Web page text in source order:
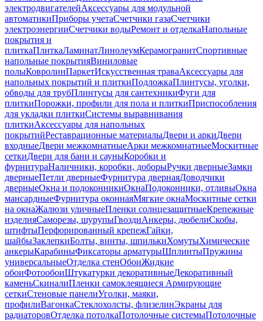
электродвигателейАксессуары для модульной
автоматикиПриборы учетаСчетчики газаСчетчики
электроэнергииСчетчики водыРемонт и отделкаНапольные
покрытия и
плиткаПлиткаЛаминатЛинолеумКерамогранитСпортивные
напольные покрытияВиниловые
полыКовролинПаркетИскусственная траваАксессуары для
напольных покрытий и плиткиПодложкаПлинтусы, уголки,
обводы для трубПлинтусы для сантехникиФуги для
плиткиПорожки, профили для пола и плиткиПриспособления
для укладки плиткиСистемы выравнивания
плиткиАксессуары для напольных
покрытийРеставрационные материалыДвери и аркиДвери
входныеДвери межкомнатныеАрки межкомнатныеМоскитные
сеткиДвери для бани и сауныКоробки и
фурнитураНаличники, коробки, доборыРучки дверныеЗамки
дверныеПетли дверныеФурнитура двернаяДоводчики
дверныеОкна и подоконникиОкнаПодоконники, отливыОкна
мансардныеФурнитура оконнаяМягкие окнаМоскитные сетки
на окнаЖалюзи уличныеПленки солнцезащитныеКрепежные
изделияСаморезы, шурупыГвоздиАнкеры, дюбелиСкобы,
штифтыПерфорированный крепежГайки,
шайбыЗаклепкиБолты, винты, шпилькиХомутыХимические
анкерыКарабиныФиксаторы арматурыШплинтыПружины
универсальныеОтделка стенОбоиЖидкие
обоиФотообоиШтукатурки декоративныеДекоративный
каменьСкиналиПленки самоклеящиеся Армирующие
сеткиСтеновые панелиУголки, маяки,
профилиВагонкаСтеклохолсты, флизелинЭкраны для
радиаторовОтделка потолкаПотолочные системыПотолочные